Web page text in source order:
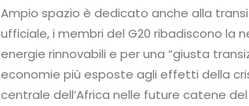
Ampio spazio è dedicato anche alla
ufficiale, i membri del G20 ribadiscono la
energie rinnovabili e per una “giusta
economie più esposte agli effetti della
centrale dell’Africa nelle future catene